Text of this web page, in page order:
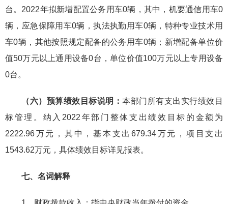
台。2022年拟新增配置公务用车0辆，其中，机要通信用车0
辆，应急保障用车0辆，执法执勤用车0辆，特种专业技术用
车0辆，其他按照规定配备的公务用车0辆；新增配备单位价
值50万元以上通用设备0台，单位价值100万元以上专用设备
0台。
（六） 预算绩效目标说明：本部门所有支出实行绩效目
标管理。纳入2022年部门整体支出绩效目标的金额为
2222.96万元，其中，基本支出679.34万元，项目支出
1543.62万元，具体绩效目标详见报表。
七、名词解释